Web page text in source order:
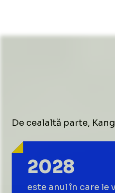
De cealaltă parte,
2028
este anul în care